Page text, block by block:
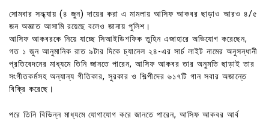
সোমবার সন্ধ্যায় (৪ জুন) দায়ের করা এ মামলায় আসিফ আকবর ছাড়াও আরও ৪/৫
জন অজ্ঞাত আসামি রয়েছে বলেও জানায় পুলিশ।
আসিফ আকবরকে নিয়ে যাচ্ছে সিআইডিশফিক তুহিন এজাহারে অভিযোগ করেছেন,
গত ১ জুন আনুমানিক রাত ৯টার দিকে চ্যানেল ২৪-এর সার্চ লাইট নামের অনুসন্ধানী
প্রতিবেদনের মাধ্যমে তিনি জানতে পারেন, আসিফ আকবর তার অনুমতি ছাড়াই তার
সংগীতকর্মসহ অন্যান্য গীতিকার, সুরকার ও শিল্পীদের ৬১৭টি গান সবার অজান্তে
বিক্রি করেছে।
পরে তিনি বিভিন্ন মাধ্যমে যোগাযোগ করে জানতে পারেন, আসিফ আকবর আর্ব